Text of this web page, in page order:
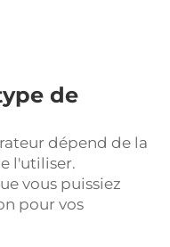
de
dépend de la
l'utiliser.
vous puissiez
pour vos